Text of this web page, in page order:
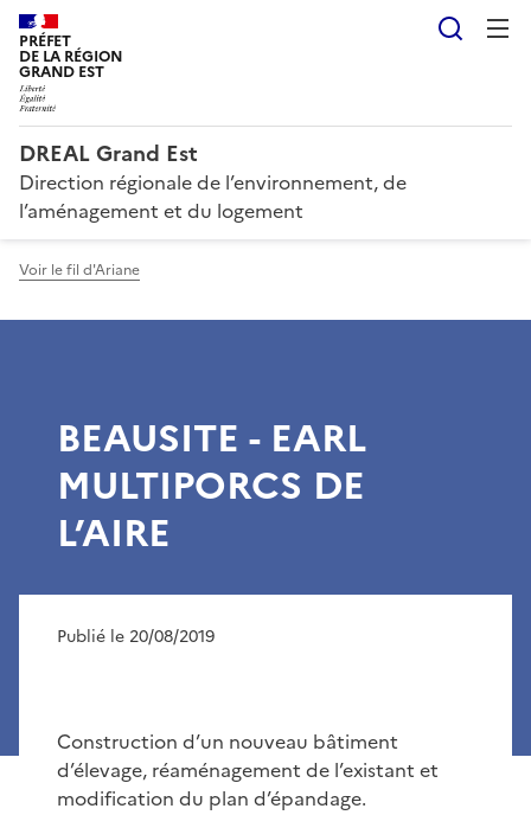
PRÉFET
DE LA RÉGION
GRAND EST
DREAL Grand Est
Direction régionale de l’environnement, de
l’aménagement et du logement
Voir le fil d'Ariane
BEAUSITE - EARL
MULTIPORCS DE
L’AIRE
Publié le 20/08/2019
Construction d’un nouveau bâtiment
d’élevage, réaménagement de l’existant et
modification du plan d’épandage.